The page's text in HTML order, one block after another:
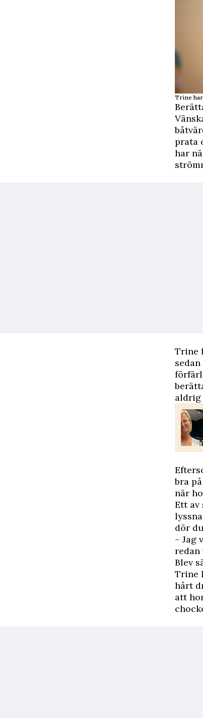
Trine har
prata
har
Trine
aldrig
bra
när
Ett av
dör
– Jag
redan
Blev
Trine
hårt
att